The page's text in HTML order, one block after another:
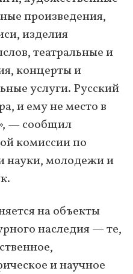
произведения,
изделия
театральные и
концерты и
услуги. Русский
и ему не место в
— сообщил
комиссии по
науки, молодежи и
на объекты
наследия — те,
и научное